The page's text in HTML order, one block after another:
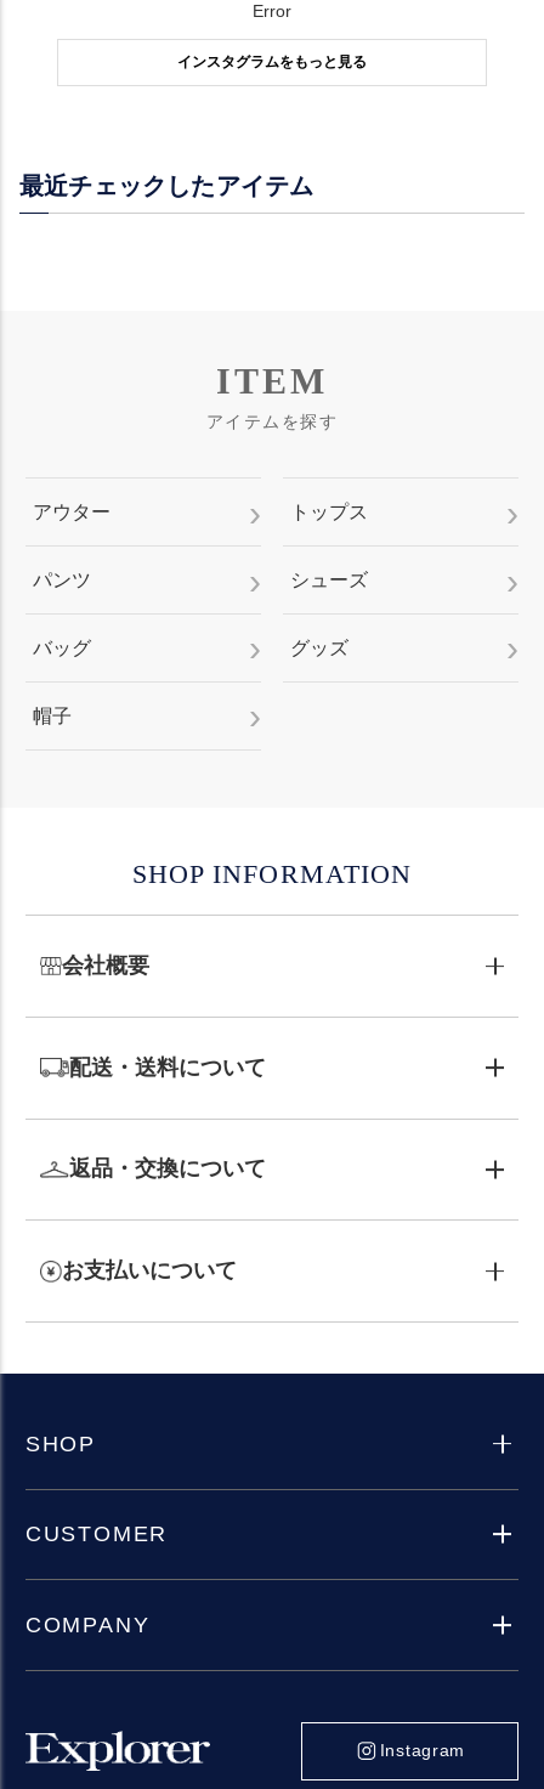
Error
インスタグラムをもっと見る
最近チェックしたアイテム
ITEM
アイテムを探す
アウター トップス
パンツ シューズ
バッグ グッズ
帽子
SHOP INFORMATION
会社概要
配送・送料について
返品・交換について
お支払いについて
SHOP
CUSTOMER
COMPANY
Instagram